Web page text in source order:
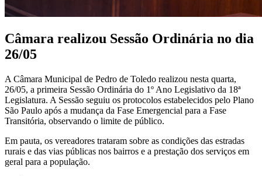
Câmara realizou Sessão Ordinária no dia
26/05
A Câmara Municipal de Pedro de Toledo realizou nesta quarta,
26/05, a primeira Sessão Ordinária do 1º Ano Legislativo da 18ª
Legislatura. A Sessão seguiu os protocolos estabelecidos pelo Plano
São Paulo após a mudança da Fase Emergencial para a Fase
Transitória, observando o limite de público.
Em pauta, os vereadores trataram sobre as condições das estradas
rurais e das vias públicas nos bairros e a prestação dos serviços em
geral para a população.